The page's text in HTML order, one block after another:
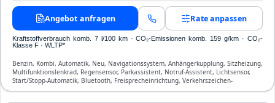
Angebot anfragen Rate anpassen
Kraftstoffverbrauch komb. 7 l/100 km · CO₂-Emissionen komb. 159 g/km · CO₂-
Klasse F · WLTP*
Benzin, Kombi, Automatik, Neu, Navigationssystem, Anhängerkupplung, Sitzheizung,
Multifunktionslenkrad, Regensensor, Parkassistent, Notruf-Assistent, Lichtsensor,
Start/Stopp-Automatik, Bluetooth, Freisprecheinrichtung, Verkehrszeichen-
Erkennung, ESP, ABS, Klimatisierung, Airbag